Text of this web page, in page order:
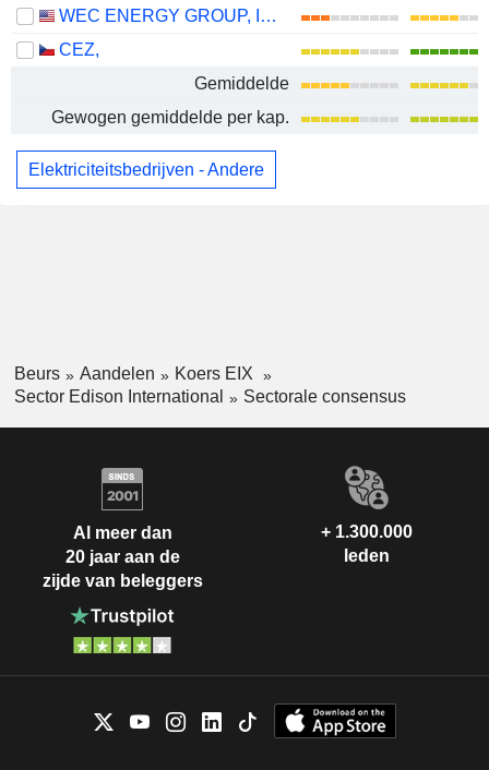
WEC ENERGY GROUP, INC.
CEZ,
Gemiddelde
Gewogen gemiddelde per kap.
Elektriciteitsbedrijven - Andere
Beurs Aandelen
Koers EIX
Sector Edison International
Sectorale consensus
Al meer dan
20 jaar aan de
zijde van beleggers
+ 1.300.000
leden